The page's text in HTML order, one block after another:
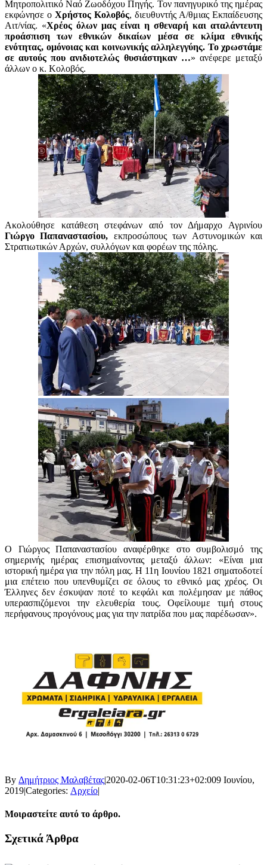
Μητροπολιτικό Ναό Ζωοδόχου Πηγής. Τον πανηγυρικό της ημέρας
εκφώνησε ο Χρήστος Κολοβός, διευθυντής Α/θμιας Εκπαίδευσης
Αιτ/νίας. «Χρέος όλων μας είναι η σθεναρή και αταλάντευτη
προάσπιση των εθνικών δικαίων μέσα σε κλίμα εθνικής
ενότητας, ομόνοιας και κοινωνικής αλληλεγγύης. Το χρωστάμε
σε αυτούς που ανιδιοτελώς θυσιάστηκαν …» ανέφερε μεταξύ
άλλων ο κ. Κολοβός.
Ακολούθησε κατάθεση στεφάνων από τον Δήμαρχο Αγρινίου
Γιώργο Παπαναστασίου, εκπροσώπους των Αστυνομικών και
Στρατιωτικών Αρχών, συλλόγων και φορέων της πόλης.
Ο Γιώργος Παπαναστασίου αναφέρθηκε στο συμβολισμό της
σημερινής ημέρας επισημαίνοντας μεταξύ άλλων: «Είναι μια
ιστορική ημέρα για την πόλη μας. Η 11η Ιουνίου 1821 σηματοδοτεί
μια επέτειο που υπενθυμίζει σε όλους το εθνικό μας χρέος. Οι
Έλληνες δεν έσκυψαν ποτέ το κεφάλι και πολέμησαν με πάθος
υπερασπιζόμενοι την ελευθερία τους. Οφείλουμε τιμή στους
περήφανους προγόνους μας για την πατρίδα που μας παρέδωσαν».
By Δημήτριος Μαλαβέτας|2020-02-06T10:31:23+02:009 Ιουνίου,
2019|Categories: Αρχείο|
Μοιραστείτε αυτό το άρθρο.
Facebook
X
LinkedIn
WhatsApp
Email
Σχετικά Άρθρα